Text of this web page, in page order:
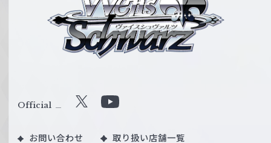
ス
ル
Official X
u
お問い合わせ 取り扱い店舗一覧